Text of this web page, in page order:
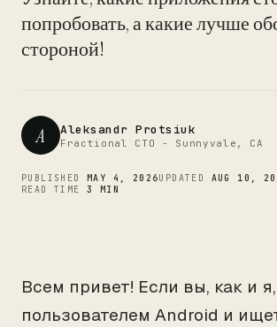
попробовать, а какие лучше
стороной!
A Aleksandr Protsiuk
Fractional CTO - Sunnyvale, CA
PUBLISHED MAY 4, 2026UPDATED AUG 10,
READ TIME 3 MIN
Всем привет! Если вы, как и
пользователем Android и